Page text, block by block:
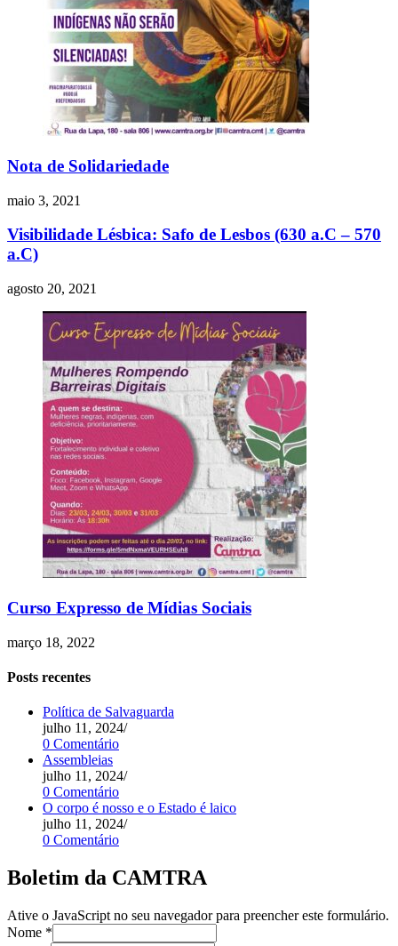
Nota de Solidariedade
maio 3, 2021
Visibilidade Lésbica: Safo de Lesbos (630 a.C – 570
a.C)
agosto 20, 2021
Curso Expresso de Mídias Sociais
março 18, 2022
Posts recentes
Política de Salvaguarda
julho 11, 2024/
0 Comentário
Assembleias
julho 11, 2024/
0 Comentário
O corpo é nosso e o Estado é laico
julho 11, 2024/
0 Comentário
Boletim da CAMTRA
Ative o JavaScript no seu navegador para preencher este formulário.
Nome *